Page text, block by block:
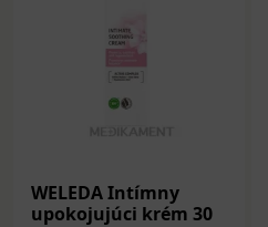
WELEDA Intímny
upokojujúci krém 30